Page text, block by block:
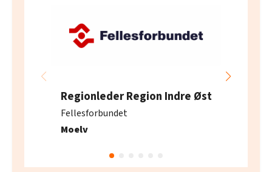
Regionleder Region Indre Øst
Fellesforbundet
Moelv